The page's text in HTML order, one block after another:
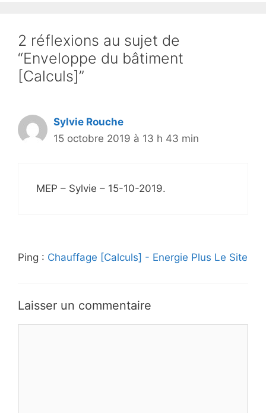
2 réflexions au sujet de
“Enveloppe du bâtiment
[Calculs]”
Sylvie Rouche
15 octobre 2019 à 13 h 43 min
MEP – Sylvie – 15-10-2019.
Ping : Chauffage [Calculs] - Energie Plus Le Site
Laisser un commentaire